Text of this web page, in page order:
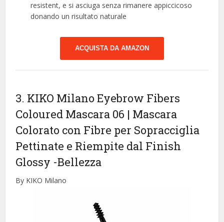
resistent, e si asciuga senza rimanere appiccicoso
donando un risultato naturale
ACQUISTA DA AMAZON
3. KIKO Milano Eyebrow Fibers
Coloured Mascara 06 | Mascara
Colorato con Fibre per Sopracciglia
Pettinate e Riempite dal Finish
Glossy -Bellezza
By KIKO Milano